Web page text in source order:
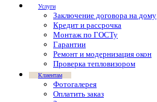
Услуги
Заключение договора на дому
Кредит и рассрочка
Монтаж по ГОСТу
Гарантии
Ремонт и модернизация окон
Проверка тепловизором
Клиентам
Фотогалерея
Оплатить заказ